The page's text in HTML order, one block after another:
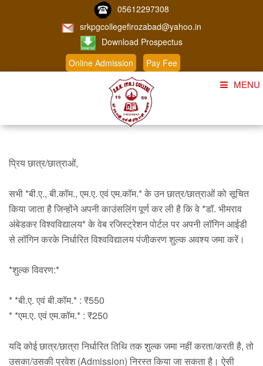
05612297308
srkpgcollegefirozabad@yahoo.in
Download Prospectus
Online Admission
Pay Fee
MENU
Course
Student Corner
Admission
Gallery
Faculty
Notice
Contact Us
प्रिय छात्र/छात्राओं,
सभी *बी.ए., बी.कॉम., एम.ए. एवं एम.कॉम.* के उन छात्र/छात्राओं को सूचित
किया जाता है जिन्होंने अपनी काउंसलिंग पूर्ण कर ली है कि वे *डॉ. भीमराव
अंबेडकर विश्वविद्यालय* के वेब रजिस्ट्रेशन पोर्टल पर अपनी लॉगिन आईडी
से लॉगिन करके निर्धारित विश्वविद्यालय पंजीकरण शुल्क अवश्य जमा करें।
*शुल्क विवरण:*
* *बी.ए. एवं बी.कॉम.* : ₹550
* *एम.ए. एवं एम.कॉम.* : ₹250
यदि कोई छात्र/छात्रा निर्धारित तिथि तक शुल्क जमा नहीं करता/करती है, तो
उसका/उसकी प्रवेश (Admission) निरस्त किया जा सकता है। ऐसी